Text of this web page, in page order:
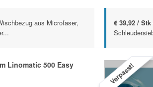
aus Microfaser,
€ 39,92 / Stk
Linomatic 500 Easy Verpasst!